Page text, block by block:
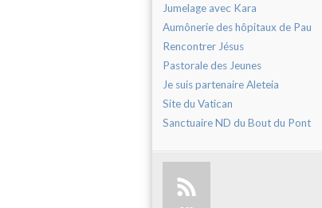
Jumelage avec Kara
Aumônerie des hôpitaux de Pau
Rencontrer Jésus
Pastorale des Jeunes
Je suis partenaire Aleteia
Site du Vatican
Sanctuaire ND du Bout du Pont